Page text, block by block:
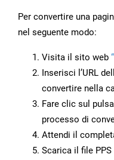
Per convertire una
nel seguente modo:
Visita il sito web
Inserisci l’URL
convertire nella
Fare clic sul
processo di
Attendi il
Scarica il file